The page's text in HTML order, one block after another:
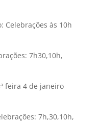
Celebrações às 10h
7h30,10h,
feira 4 de janeiro
7h,30,10h,